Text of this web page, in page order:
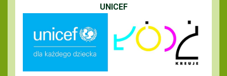
UNICEF